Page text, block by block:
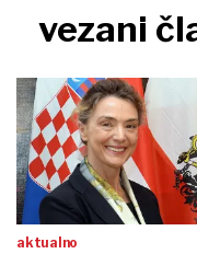
vezani
aktualno